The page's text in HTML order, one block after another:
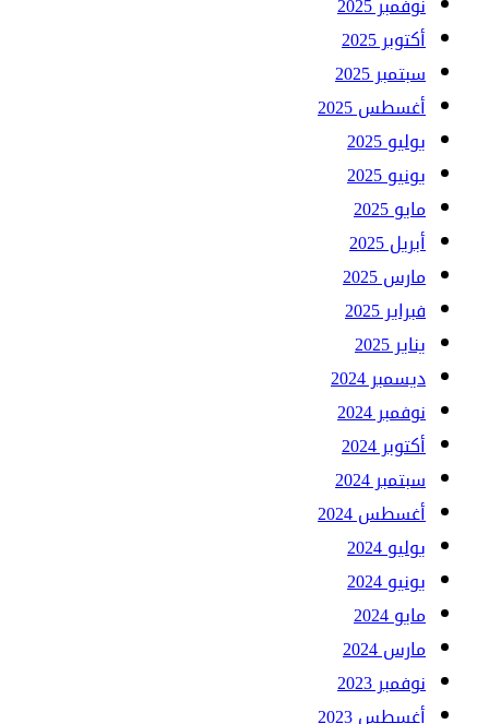
أكتوبر 2025
سبتمبر 2025
أغسطس 2025
يوليو 2025
يونيو 2025
مايو 2025
أبريل 2025
مارس 2025
فبراير 2025
يناير 2025
ديسمبر 2024
نوفمبر 2024
أكتوبر 2024
سبتمبر 2024
أغسطس 2024
يوليو 2024
يونيو 2024
مايو 2024
مارس 2024
نوفمبر 2023
أغسطس 2023